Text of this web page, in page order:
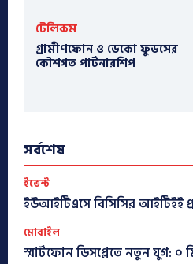
টেলিকম
গ্রামীণফোন ও ডেকো ফুডসের
কৌশগত পার্টনারশিপ
সর্বশেষ
ইভেন্ট
ইউআইটিএসে বিসিসির আইটিইই
মোবাইল
স্মার্টফোন ডিসপ্লেতে নতুন যুগ: ০